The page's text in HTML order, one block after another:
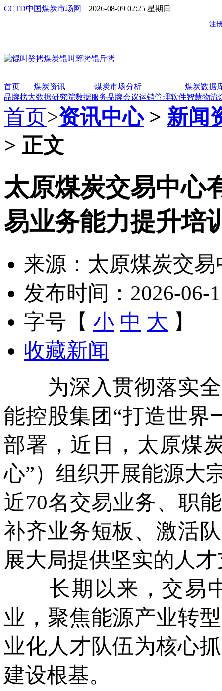
CCTD中国煤炭市场网 | 2026-08-09 02:25 星期日
首页 煤炭资讯 煤炭市场分析
煤炭数据
品牌榜大数据研究院数据服务品牌会议运销管理软件智慧物流
首页>资讯中心> 新闻
> 正文
太原煤炭交易中心
易业务能力提升培
来源：太原煤炭交
发布时间：2026-06-
字号【 小 中 大 】
收藏新闻
为深入贯彻落实全
能控股集团“打造世界
部署，近日，太原煤
心”）组织开展能源大
近70名交易业务、职
补齐业务短板、激活
展大局提供坚实的人
长期以来，交易中
业，聚焦能源产业转
业化人才队伍为核心
建设根基。